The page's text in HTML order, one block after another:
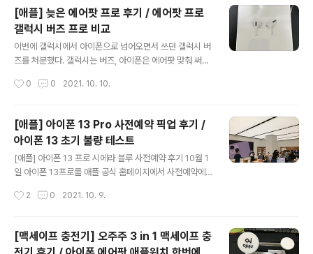
는 그 중 신지모루 제품을 선택했다. 무엇보다 자력이 강한
제품을 찾고 있었는데, 신지모루는 제품 설명에 정품보다
강한 1600G 자력이라고 대놓고 광고하고 있어서 해당 제
품으로 선택했다. 또한 바깥면을 향한 차폐 기능이 없어 N
고민했는데, 휴대폰이 시블이라 무난한 베이지로 선택했
[애플] 늦은 에어팟 프로 후기 / 에어팟 프로
갤럭시 버즈 프로 비교
이번에 갤럭시에서 아이폰으로 넘어오면서 쓰던 갤럭시 버
즈를 처분했다. 갤럭시는 버즈, 아이폰은 에어팟 맞춰 써야
구매하려 기다리고 있었다. 기존에 갖고 있던 갤럭시 액티
어팟 프로를 하나 구매하려 했는데, 아이폰을 128에서 25
6으로 변경하면서 에어팟 프로를 구매할 총알이 부족한 문
제가 발생했다. 그래서 당근마켓에서 미개봉이 저렴하게
올라오는거 없나 엄청 찾아보고 있었는데, 15만원에 에어
팟 프로 미개봉이 올라온게 아닌가?!?! 그래서 하던일을 모
팡에서 구매한 제품이기 때문에, 요즘 재포장 관련 이슈가
0 0 2021. 10. 10.
[애플] 아이폰 13 Pro 사전예약 픽업 후기 /
아이폰 13 초기 불량 테스트
[애플] 아이폰 13 프로 시에라 블루 사전예약 후기 10월 1
일 아이폰 13프로를 애플 공식 홈페이지에서 사전예약에
렜다. 전 세계적인 반도체 공급난을 애플도 피하지 못해서
걱정했는데, 픽업 메일은 보니 12시간 전에 매크로로 발송
2 0 2021. 10. 9.
[맥세이프 충전기] 오주주 3 in 1 맥세이프 충